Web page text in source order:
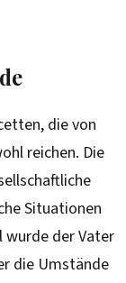
die von
reichen. Die
Situationen
wurde der Vater
die Umstände